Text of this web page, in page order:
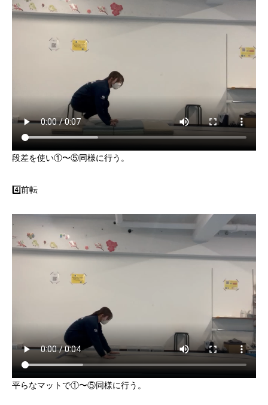
段差を使い①〜⑤同様に行う。
4️⃣前転
平らなマットで①〜⑤同様に行う。